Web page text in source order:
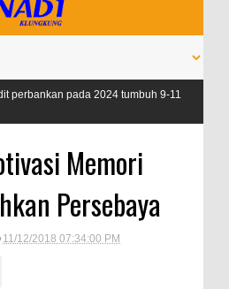
pada 2024 tumbuh 9-11
Memori
Persebaya
11/12/2018 07:34:00 PM